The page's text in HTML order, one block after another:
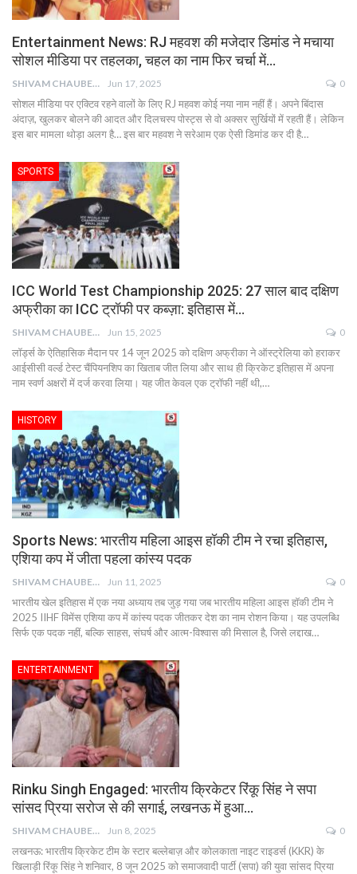
Entertainment News: RJ महवश की मजेदार डिमांड ने मचाया
सोशल मीडिया पर तहलका, चहल का नाम फिर चर्चा में…
SHIVAM CHAUBEY Jun 17, 2025 0
सोशल मीडिया पर एक्टिव रहने वालों के लिए RJ महवश कोई नया नाम नहीं हैं। अपने बिंदास
अंदाज़, खुलकर बोलने की आदत और दिलचस्प पोस्ट्स से वो अक्सर सुर्खियों में रहती हैं। लेकिन
इस बार मामला थोड़ा अलग है… इस बार महवश ने सरेआम एक ऐसी डिमांड कर दी है…
SPORTS
ICC World Test Championship 2025: 27 साल बाद दक्षिण
अफ्रीका का ICC ट्रॉफी पर कब्ज़ा: इतिहास में…
SHIVAM CHAUBEY Jun 15, 2025 0
लॉर्ड्स के ऐतिहासिक मैदान पर 14 जून 2025 को दक्षिण अफ्रीका ने ऑस्ट्रेलिया को हराकर
आईसीसी वर्ल्ड टेस्ट चैंपियनशिप का खिताब जीत लिया और साथ ही क्रिकेट इतिहास में अपना
नाम स्वर्ण अक्षरों में दर्ज करवा लिया। यह जीत केवल एक ट्रॉफी नहीं थी,…
HISTORY
Sports News: भारतीय महिला आइस हॉकी टीम ने रचा इतिहास,
एशिया कप में जीता पहला कांस्य पदक
SHIVAM CHAUBEY Jun 11, 2025 0
भारतीय खेल इतिहास में एक नया अध्याय तब जुड़ गया जब भारतीय महिला आइस हॉकी टीम ने
2025 IIHF विमेंस एशिया कप में कांस्य पदक जीतकर देश का नाम रोशन किया। यह उपलब्धि
सिर्फ एक पदक नहीं, बल्कि साहस, संघर्ष और आत्म-विश्वास की मिसाल है, जिसे लद्दाख…
ENTERTAINMENT
Rinku Singh Engaged: भारतीय क्रिकेटर रिंकू सिंह ने सपा
सांसद प्रिया सरोज से की सगाई, लखनऊ में हुआ…
SHIVAM CHAUBEY Jun 8, 2025 0
लखनऊ: भारतीय क्रिकेट टीम के स्टार बल्लेबाज़ और कोलकाता नाइट राइडर्स (KKR) के
खिलाड़ी रिंकू सिंह ने शनिवार, 8 जून 2025 को समाजवादी पार्टी (सपा) की युवा सांसद प्रिया